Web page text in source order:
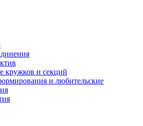
кружков и секций
и любительские